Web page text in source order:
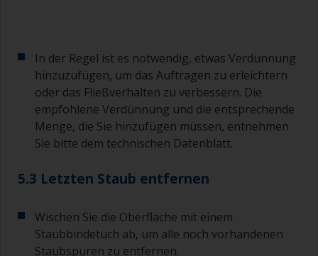
Alte Marmeladengläser oder saubere, trockene
Blechdosen sind zum Mischen von Farbe
nützlich. Auch Messlöffel verschiedener Größen,
die Sie in jedem Supermarkt kaufen können, sind
ideal zum Abmessen kleiner Mengen Farbe und
Härter für die kleineren Arbeiten.
Wenn eine der aufgetragenen Schichten Rillen
oder Nasen entwickelt (oder Verunreinigungen
verwenden Sie Körnung 120-220. Beginnen Sie
mit Schleifpapier 220er Körnung, und wenn es
sich weiterhin zusetzt, wechseln Sie zu einem
In der Regel ist es notwendig, etwas Verdünnung
hinzuzufügen, um das Auftragen zu erleichtern
oder das Fließverhalten zu verbessern. Die
empfohlene Verdünnung und die entsprechende
Menge, die Sie hinzufügen müssen, entnehmen
Sie bitte dem technischen Datenblatt.
5.3 Letzten Staub entfernen
Wischen Sie die Oberfläche mit einem
Staubbindetuch ab, um alle noch vorhandenen
Staubspuren zu entfernen.